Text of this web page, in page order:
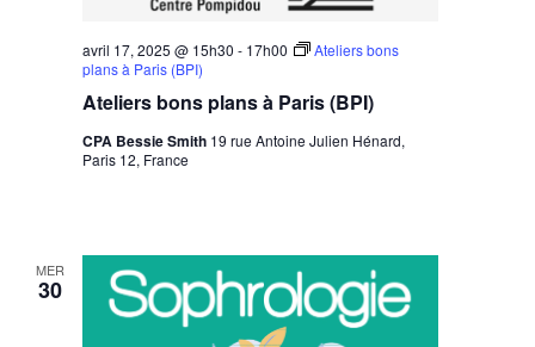
Ateliers bons plans à Paris (BPI)
avril 17, 2025 @ 15h30 - 17h00
Ateliers bons
plans à Paris (BPI)
CPA Bessie Smith 19 rue Antoine Julien Hénard,
Paris 12, France
MER
30